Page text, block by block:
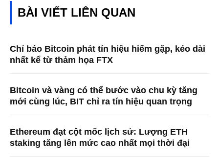
BÀI VIẾT LIÊN QUAN
Chỉ báo Bitcoin phát tín hiệu hiếm gặp, kéo dài
nhất kể từ thảm họa FTX
Bitcoin và vàng có thể bước vào chu kỳ tăng
mới cùng lúc, BIT chỉ ra tín hiệu quan trọng
Ethereum đạt cột mốc lịch sử: Lượng ETH
staking tăng lên mức cao nhất mọi thời đại